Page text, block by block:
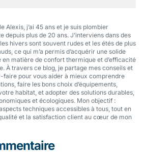
Alexis, j’ai 45 ans et je suis plombier
depuis plus de 20 ans. J’interviens dans des
hivers sont souvent rudes et les étés de plus
ce qui m’a permis d’acquérir une solide
en matière de confort thermique et d’efficacité
À travers ce blog, je partage mes conseils et
faire pour vous aider à mieux comprendre
faire les bons choix d’équipements,
habitat, et adopter des solutions durables,
et écologiques. Mon objectif :
techniques accessibles à tous, tout en
et la satisfaction client au cœur de mon